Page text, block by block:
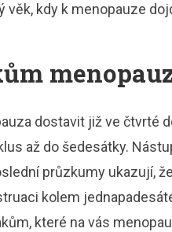
věk, kdy k menopauze
dostavit již ve čtvrté
až do šedesátky.
průzkumy ukazují,
kolem
které na vás